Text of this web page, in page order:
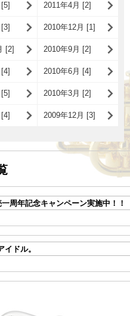
2011年4月 [2]
2010年12月 [1]
[2] 2010年9月 [2]
2010年6月 [4]
2010年3月 [2]
2009年12月 [3]
周年記念キャンペーン実施中！！
ドル。